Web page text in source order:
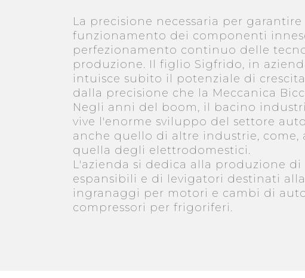
La precisione necessaria per
funzionamento dei componenti
perfezionamento continuo delle
produzione. Il figlio Sigfrido, in
intuisce subito il potenziale di
dalla precisione che la Meccanica
Negli anni del boom, il bacino
vive l'enorme sviluppo del settore
anche quello di altre industrie, come,
quella degli elettrodomestici.
L'azienda si dedica alla produzione di
espansibili e di levigatori destinati
ingranaggi per motori e cambi di
compressori per frigoriferi.